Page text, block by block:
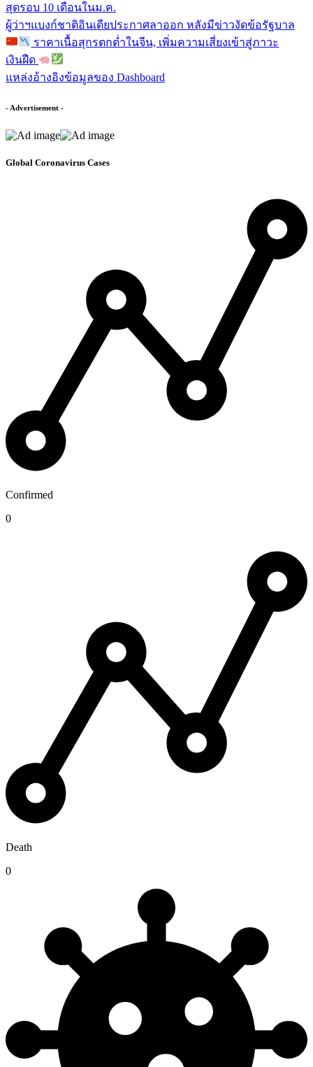
สุดรอบ 10 เดือนในม.ค.
ผู้ว่าฯแบงก์ชาติอินเดียประกาศลาออก หลังมีข่าวงัดข้อรัฐบาล
ราคาเนื้อสุกรตกต่ำในจีน, เพิ่มความเสี่ยงเข้าสู่ภาวะ
เงินฝืด
แหล่งอ้างอิงข้อมูลของ Dashboard
- Advertisement -
Global Coronavirus Cases
Confirmed
0
Death
0